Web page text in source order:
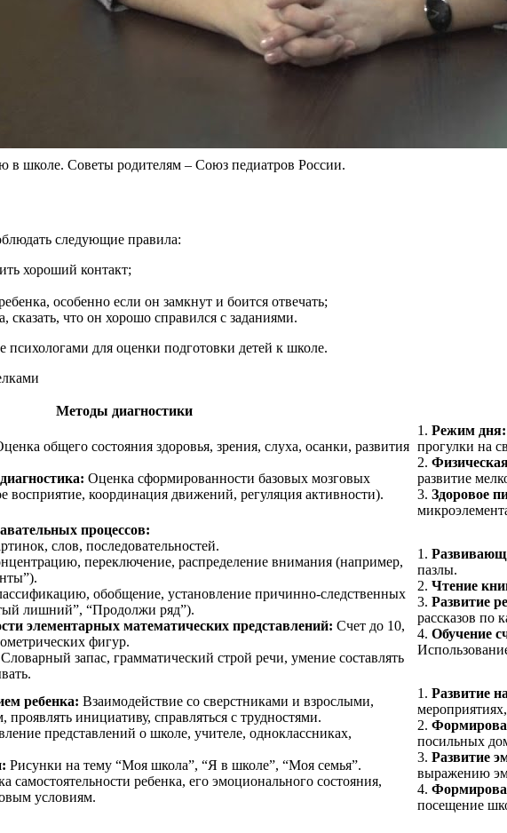
в школе. Советы родителям – Союз педиатров России.
следующие правила:
хороший контакт;
особенно если он замкнут и боится отвечать;
что он хорошо справился с заданиями.
для оценки подготовки детей к школе.
Методы диагностики
общего состояния здоровья, зрения, слуха, осанки, развития
Оценка сформированности базовых мозговых
восприятие, координация движений, регуляция активности).
1. Режим дня:
прогулки на
2.
развитие
3. Здоровое
процессов:
слов, последовательностей.
переключение, распределение внимания (например,
обобщение, установление причинно-следственных
лишний”, “Продолжи ряд”).
элементарных математических представлений: Счет до 10,
фигур.
Словарный запас, грамматический строй речи, умение составлять
1.
пазлы.
2. Чтение
3. Развитие
рассказов по
4. Обучение
ребенка: Взаимодействие со сверстниками и взрослыми,
проявлять инициативу, справляться с трудностями.
представлений о школе, учителе, одноклассниках,
Рисунки на тему “Моя школа”, “Я в школе”, “Моя семья”.
самостоятельности ребенка, его эмоционального состояния,
условиям.
1. Развитие
2.
посильных
3. Развитие
выражению
4.
посещение